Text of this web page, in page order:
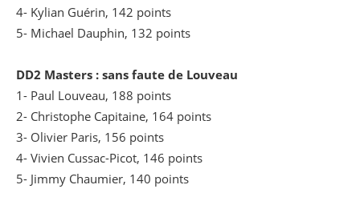
4- Kylian Guérin, 142 points
5- Michael Dauphin, 132 points
DD2 Masters : sans faute de Louveau
1- Paul Louveau, 188 points
2- Christophe Capitaine, 164 points
3- Olivier Paris, 156 points
4- Vivien Cussac-Picot, 146 points
5- Jimmy Chaumier, 140 points